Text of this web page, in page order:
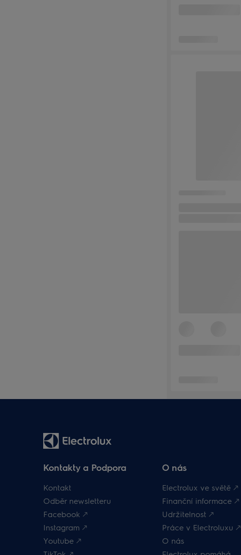
Kontakty a Podpora
Kontakt
Odběr newsletteru
Facebook 🡕
Instagram 🡕
Youtube 🡕
O nás
Electrolux ve světě 🡕
Finanční informace 🡕
Udržitelnost 🡕
Práce v Electroluxu 🡕
O nás